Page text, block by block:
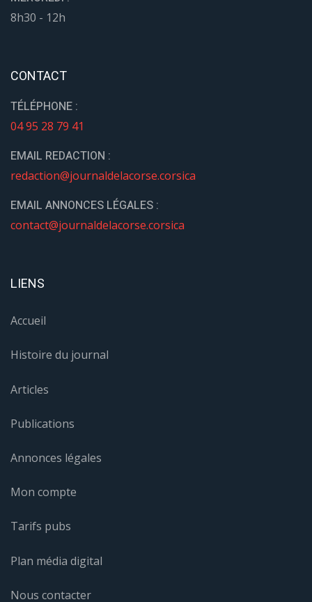
8h30 - 12h
CONTACT
TÉLÉPHONE :
04 95 28 79 41
EMAIL REDACTION :
redaction@journaldelacorse.corsica
EMAIL ANNONCES LÉGALES :
contact@journaldelacorse.corsica
LIENS
Accueil
Histoire du journal
Articles
Publications
Annonces légales
Mon compte
Tarifs pubs
Plan média digital
Nous contacter